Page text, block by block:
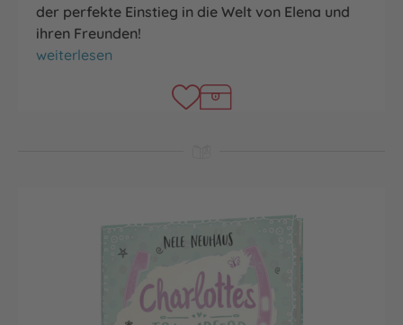
der perfekte Einstieg in die Welt von Elena und
ihren Freunden!
Elena-Schuber
weiterlesen